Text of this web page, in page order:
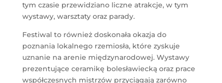
tym czasie przewidziano liczne atrakcje, w tym
wystawy, warsztaty oraz parady.
Festiwal to również doskonała okazja do
poznania lokalnego rzemiosła, które zyskuje
uznanie na arenie międzynarodowej. Wystawy
prezentujące ceramikę bolesławiecką oraz prace
współczesnych mistrzów przyciągają zarówno